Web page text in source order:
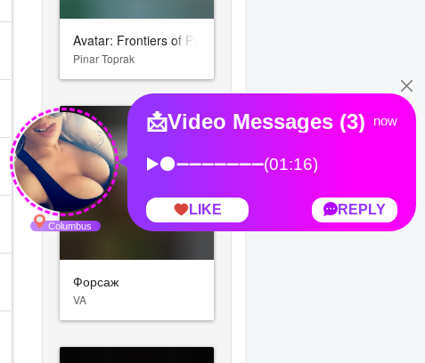
Avatar: Frontiers of Pandora
Pinar Toprak
Форсаж
VA